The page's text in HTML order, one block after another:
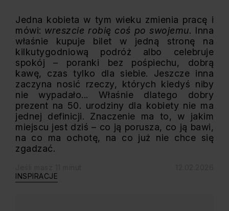
Jedna kobieta w tym wieku zmienia pracę i
mówi: wreszcie robię coś po swojemu. Inna
właśnie kupuje bilet w jedną stronę na
kilkutygodniową podróż albo celebruje
spokój – poranki bez pośpiechu, dobrą
kawę, czas tylko dla siebie. Jeszcze inna
zaczyna nosić rzeczy, których kiedyś niby
nie wypadało... Właśnie dlatego dobry
prezent na 50. urodziny dla kobiety nie ma
jednej definicji. Znaczenie ma to, w jakim
miejscu jest dziś – co ją porusza, co ją bawi,
na co ma ochotę, na co już nie chce się
zgadzać.
INSPIRACJE